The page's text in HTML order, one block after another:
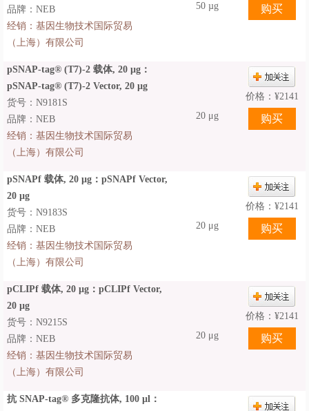
50 µg
品牌：NEB
经销： 基因生物技术国际贸易
（上海）有限公司
pSNAP-tag® (T7)-2 载体, 20 µg：
pSNAP-tag® (T7)-2 Vector, 20 µg
20 μg
价格： ¥2141
货号：N9181S
品牌：NEB
经销： 基因生物技术国际贸易
（上海）有限公司
pSNAPf 载体, 20 µg：pSNAPf Vector,
20 µg
20 μg
价格： ¥2141
货号：N9183S
品牌：NEB
经销： 基因生物技术国际贸易
（上海）有限公司
pCLIPf 载体, 20 µg：pCLIPf Vector,
20 µg
20 μg
价格： ¥2141
货号：N9215S
品牌：NEB
经销： 基因生物技术国际贸易
（上海）有限公司
抗 SNAP-tag® 多克隆抗体, 100 µl：